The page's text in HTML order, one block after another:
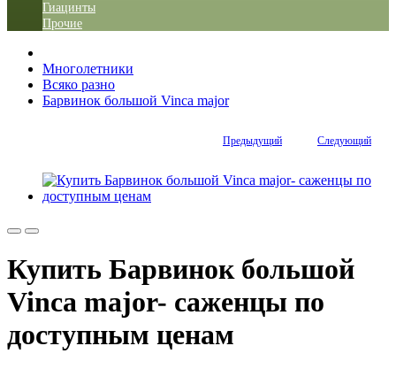
Гиацинты
Прочие
Многолетники
Всяко разно
Барвинок большой Vinca major
Предыдущий Следующий
Купить Барвинок большой
Vinca major- саженцы по
доступным ценам